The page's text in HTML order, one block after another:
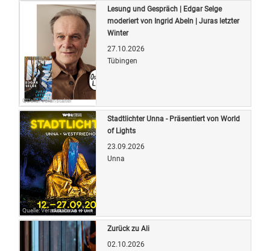
Quelle: Veranstalter
Lesung und Gespräch | Edgar Selge
moderiert von Ingrid Abeln | Juras letzter
Winter
27.10.2026
Tübingen
Quelle: Veranstalter
Stadtlichter Unna - Präsentiert von World
of Lights
23.09.2026
Unna
Zurück zu Ali
02.10.2026